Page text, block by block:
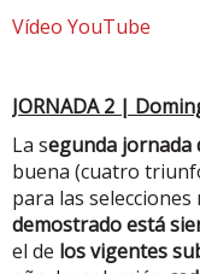
Vídeo YouTube
JORNADA 2 |
La segunda jornada
buena (cuatro
para las
demostrado está
el de los vigentes